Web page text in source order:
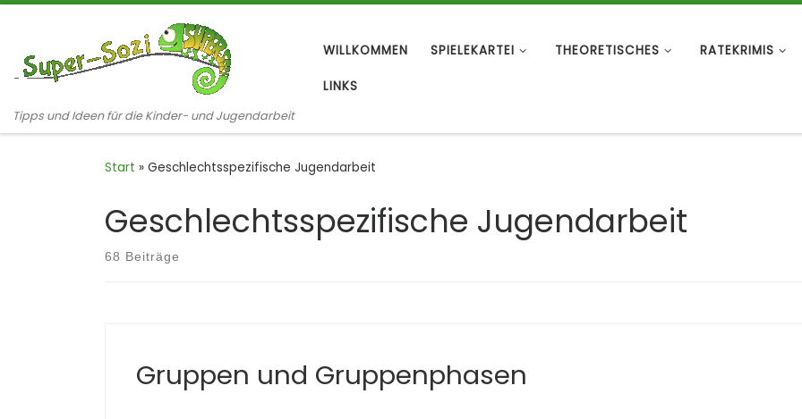
Tipps und Ideen für die Kinder- und Jugendarbeit
WILLKOMMEN SPIELEKARTEI THEORETISCHES RATEKRIMIS
LINKS
Start » Geschlechtsspezifische Jugendarbeit
Geschlechtsspezifische Jugendarbeit
68 Beiträge
Gruppen und Gruppenphasen